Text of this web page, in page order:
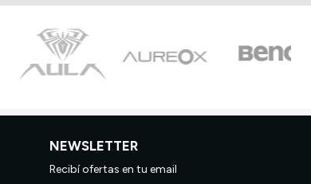
NEWSLETTER
Recibí ofertas en tu email